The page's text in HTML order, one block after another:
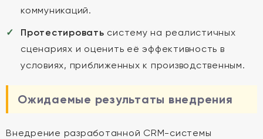
коммуникаций.
Протестировать систему на реалистичных
сценариях и оценить её эффективность в
условиях, приближенных к производственным.
Ожидаемые результаты внедрения
Внедрение разработанной CRM-системы